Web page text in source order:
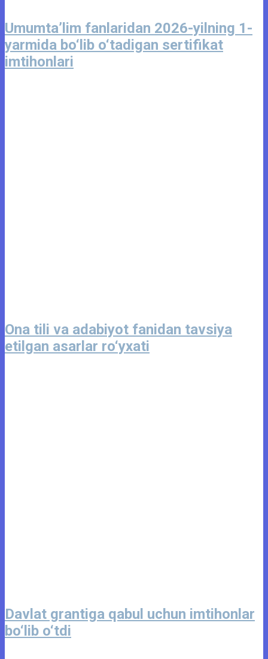
Umumta’lim fanlaridan 2026-yilning 1-
yarmida bo‘lib o‘tadigan sertifikat
imtihonlari
Ona tili va adabiyot fanidan tavsiya
etilgan asarlar ro‘yxati
Davlat grantiga qabul uchun imtihonlar
bo‘lib o‘tdi